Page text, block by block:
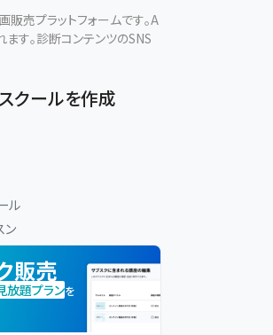
売プラットフォームです。A
す。診断コンテンツのSNS
クールを作成
ル
ン
販売
放題プランを